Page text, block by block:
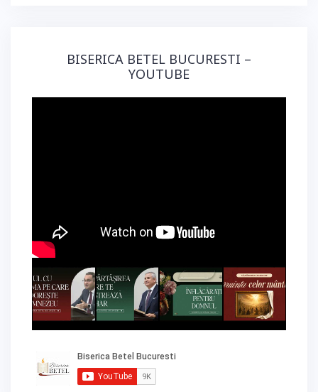
BISERICA BETEL BUCURESTI –
YOUTUBE